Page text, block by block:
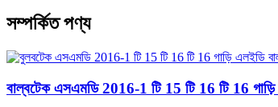
সম্পর্কিত পণ্য
বাল্বটেক এসএমডি 2016-1 টি 15 টি 16 টি 16